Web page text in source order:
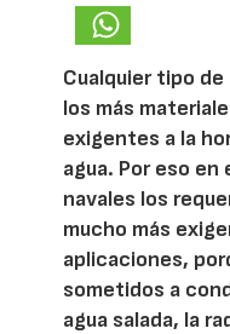
Cualquier tipo
los más
exigentes a la
agua. Por eso en
navales los
mucho más
aplicaciones,
sometidos a
agua salada, la